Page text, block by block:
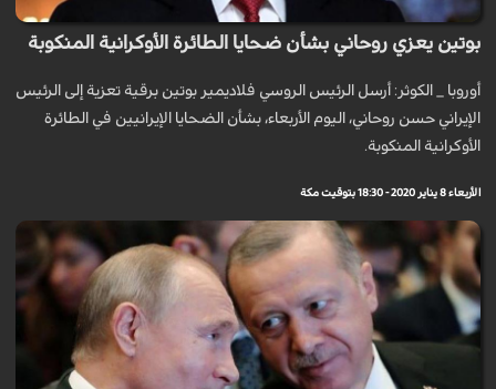
بوتين يعزي روحاني بشأن ضحايا الطائرة الأوكرانية المنكوبة
أوروبا _ الكوثر: أرسل الرئيس الروسي فلاديمير بوتين برقية تعزية إلى الرئيس
الإيراني حسن روحاني، اليوم الأربعاء، بشأن الضحايا الإيرانيين في الطائرة
الأوكرانية المنكوبة.
الأربعاء 8 يناير 2020 - 18:30 بتوقيت مكة